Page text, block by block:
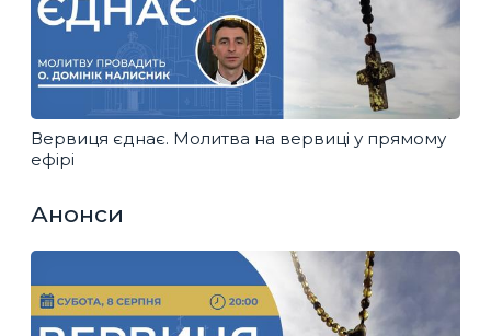
Вервиця єднає. Молитва на вервиці у прямому
ефірі
Анонси